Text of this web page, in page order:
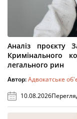
Аналіз проєкту
Кримінального
легального рин
Автор:Адвокатське
10.08.2026